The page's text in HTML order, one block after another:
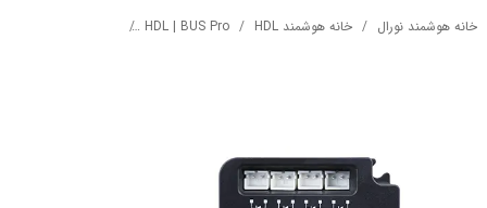
خروج از حساب کاربری
خانه هوشمند نورال خانه هوشمند HDL HDL | BUS Pro